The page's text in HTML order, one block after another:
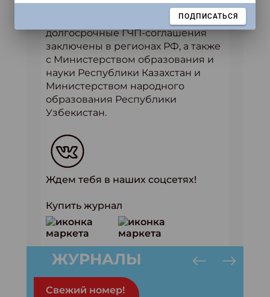
государственно-частного
долгосрочные ГЧП-соглашения
заключены в регионах РФ, а также
с Министерством образования и
науки Республики Казахстан и
Министерством народного
образования Республики
Узбекистан.
Ждем тебя в наших соцсетях!
Купить журнал
ЖУРНАЛЫ
Свежий номер!
ПОДПИСАТЬСЯ